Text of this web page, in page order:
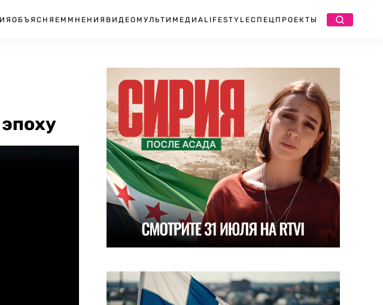
ОБЪЯСНЯЕМ МНЕНИЯ ВИДЕО МУЛЬТИМЕДИА LIFESTYLEСПЕЦПРОЕКТЫ